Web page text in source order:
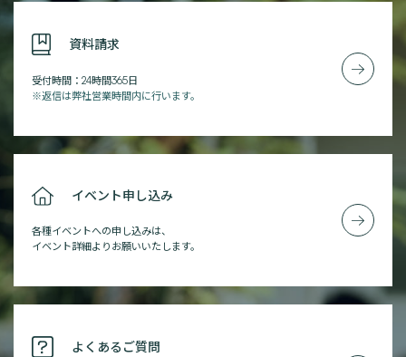
資料請求
受付時間：24時間365日
※返信は弊社営業時間内に行います。
イベント申し込み
各種イベントへの申し込みは、
イベント詳細よりお願いいたします。
よくあるご質問